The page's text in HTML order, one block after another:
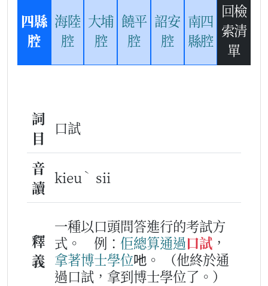
四縣
腔
海陸
腔
大埔
腔
饒平
腔
詔安
腔
南四
縣腔
回檢
索清
單
詞
目
口試
音
讀
kieu ˋ sii
釋
義
一種以口頭問答進行的考試方
式。
例： 佢總算通過口試 ，
拿著博士學位吔。
（他終於通
過口試，拿到博士學位了。）